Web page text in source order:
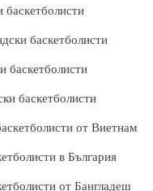
баскетболисти
баскетболисти
баскетболисти
баскетболисти
от Виетнам
в България
от Бангладеш